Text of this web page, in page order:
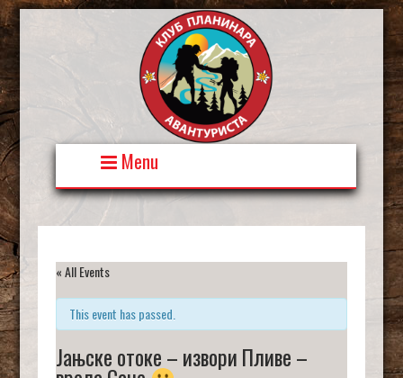
Skip
to
content
Menu
« All Events
This event has passed.
Јањске отоке – извори Пливе –